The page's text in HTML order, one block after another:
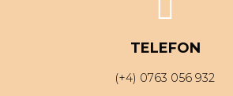
TELEFON
(+4) 0763 056 932